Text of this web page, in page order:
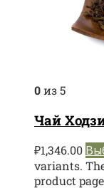
0из 5
Чай
₽1,346.00
variants.
product page